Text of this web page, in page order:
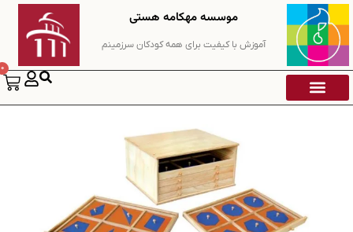
موسسه مهکامه هستی
آموزش با کیفیت برای همه کودکان سرزمینم
0